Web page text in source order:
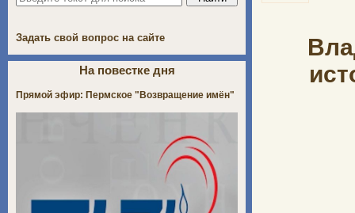
Задать свой вопрос на сайте
На повестке дня
Прямой эфир: Пермское "Возвращение имён"